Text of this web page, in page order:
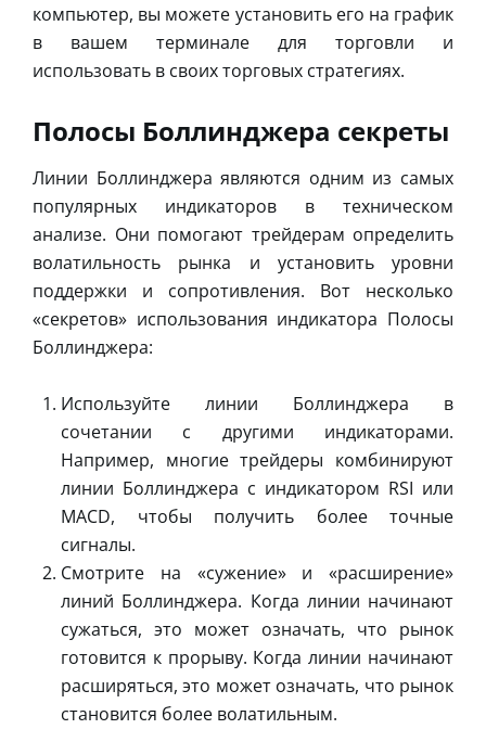
компьютер, вы можете установить его на график
в вашем терминале для торговли и
использовать в своих торговых стратегиях.
Полосы Боллинджера секреты
Линии Боллинджера являются одним из самых
популярных индикаторов в техническом
анализе. Они помогают трейдерам определить
волатильность рынка и установить уровни
поддержки и сопротивления. Вот несколько
«секретов» использования индикатора Полосы
Боллинджера:
Используйте линии Боллинджера в
сочетании с другими индикаторами.
Например, многие трейдеры комбинируют
линии Боллинджера с индикатором RSI или
MACD, чтобы получить более точные
сигналы.
Смотрите на «сужение» и «расширение»
линий Боллинджера. Когда линии начинают
сужаться, это может означать, что рынок
готовится к прорыву. Когда линии начинают
расширяться, это может означать, что рынок
становится более волатильным.